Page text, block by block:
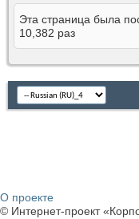
Эта страница была
10,382 раз
О проекте
© Интернет-проект